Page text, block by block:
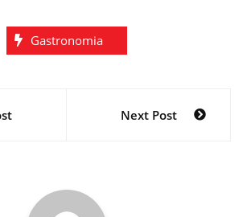
Gastronomia
Next Post